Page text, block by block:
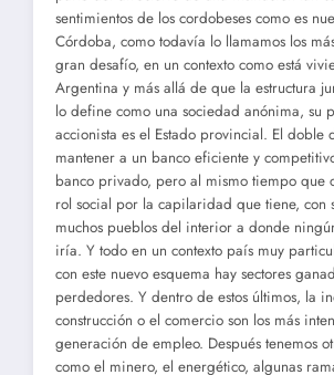
sentimientos de los cordobeses como es
Córdoba, como todavía lo llamamos los
gran desafío, en un contexto como está
Argentina y más allá de que la estructura
lo define como una sociedad anónima, su
accionista es el Estado provincial. El doble
mantener a un banco eficiente y
banco privado, pero al mismo tiempo que
rol social por la capilaridad que tiene, con
muchos pueblos del interior a donde
iría. Y todo en un contexto país muy
con este nuevo esquema hay sectores
perdedores. Y dentro de estos últimos, la
construcción o el comercio son los más
generación de empleo. Después tenemos
como el minero, el energético, algunas